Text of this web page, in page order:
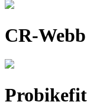
CR-Webb
Probikefit